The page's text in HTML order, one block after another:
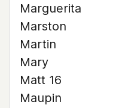
Marguerita
Marston
Martin
Mary
Matt 16
Maupin